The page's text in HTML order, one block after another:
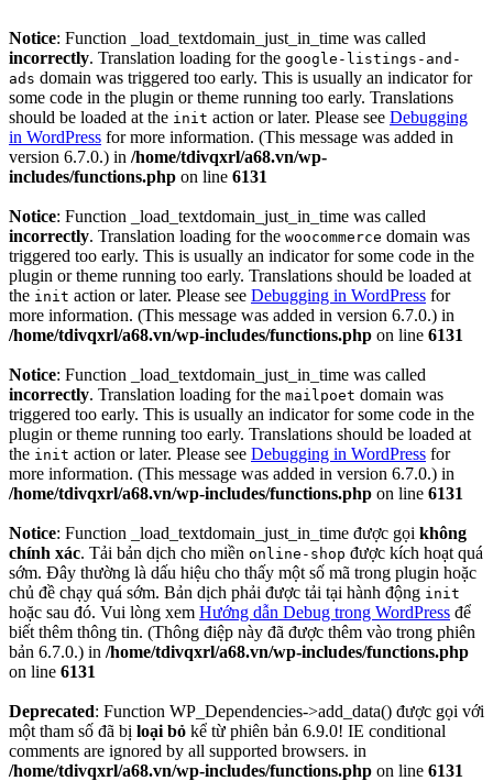
Notice: Function _load_textdomain_just_in_time was called
incorrectly. Translation loading for the google-listings-and-
ads domain was triggered too early. This is usually an indicator for
some code in the plugin or theme running too early. Translations
should be loaded at the init action or later. Please see Debugging
in WordPress for more information. (This message was added in
version 6.7.0.) in /home/tdivqxrl/a68.vn/wp-
includes/functions.php on line 6131
Notice: Function _load_textdomain_just_in_time was called
incorrectly. Translation loading for the woocommerce domain was
triggered too early. This is usually an indicator for some code in the
plugin or theme running too early. Translations should be loaded at
the init action or later. Please see Debugging in WordPress for
more information. (This message was added in version 6.7.0.) in
/home/tdivqxrl/a68.vn/wp-includes/functions.php on line 6131
Notice: Function _load_textdomain_just_in_time was called
incorrectly. Translation loading for the mailpoet domain was
triggered too early. This is usually an indicator for some code in the
plugin or theme running too early. Translations should be loaded at
the init action or later. Please see Debugging in WordPress for
more information. (This message was added in version 6.7.0.) in
/home/tdivqxrl/a68.vn/wp-includes/functions.php on line 6131
Notice: Function _load_textdomain_just_in_time được gọi không
chính xác. Tải bản dịch cho miền online-shop được kích hoạt quá
sớm. Đây thường là dấu hiệu cho thấy một số mã trong plugin hoặc
chủ đề chạy quá sớm. Bản dịch phải được tải tại hành động init
hoặc sau đó. Vui lòng xem Hướng dẫn Debug trong WordPress để
biết thêm thông tin. (Thông điệp này đã được thêm vào trong phiên
bản 6.7.0.) in /home/tdivqxrl/a68.vn/wp-includes/functions.php
on line 6131
Deprecated: Function WP_Dependencies->add_data() được gọi với
một tham số đã bị loại bỏ kể từ phiên bản 6.9.0! IE conditional
comments are ignored by all supported browsers. in
/home/tdivqxrl/a68.vn/wp-includes/functions.php on line 6131